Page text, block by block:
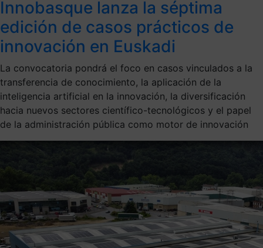
Innobasque lanza la séptima
edición de casos prácticos de
innovación en Euskadi
La convocatoria pondrá el foco en casos vinculados a la
transferencia de conocimiento, la aplicación de la
inteligencia artificial en la innovación, la diversificación
hacia nuevos sectores científico-tecnológicos y el papel
de la administración pública como motor de innovación